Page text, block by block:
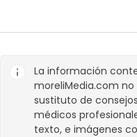
La información
moreliMedia.com no
sustituto de
médicos
texto, e imágenes